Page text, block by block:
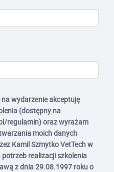
na wydarzenie akceptuję
(dostępny na
regulamin) oraz wyrażam
moich danych
Kamil Szmytko VetTech w
realizacji szkolenia
z dnia 29.08.1997 roku o